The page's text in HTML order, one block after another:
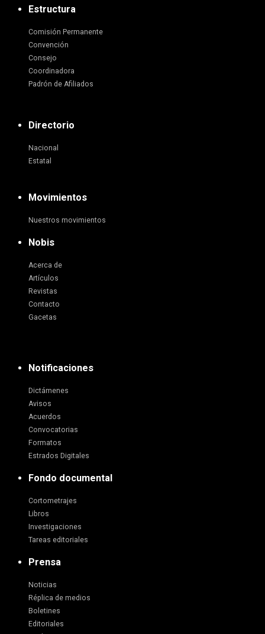
Estructura
Comisión Permanente
Convención
Consejo
Coordinadora
Padrón de Afiliados
Directorio
Nacional
Estatal
Movimientos
Nuestros movimientos
Nobis
Acerca de
Artículos
Revistas
Contacto
Gacetas
Notificaciones
Dictámenes
Avisos
Acuerdos
Convocatorias
Formatos
Estrados Digitales
Fondo documental
Cortometrajes
Libros
Investigaciones
Tareas editoriales
Prensa
Noticias
Réplica de medios
Boletines
Editoriales